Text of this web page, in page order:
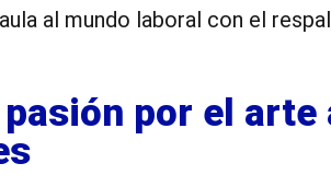
al mundo laboral con el
pasión por el